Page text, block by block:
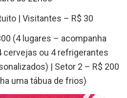
| Visitantes – R$ 30
(4 lugares – acompanha
cervejas ou 4 refrigerantes
| Setor 2 – R$ 200
uma tábua de frios)